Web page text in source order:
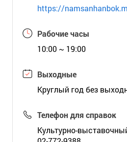
https://
Рабочие часы
10:00 ~ 19:00
Выходные
Круглый год без
Телефон для справок
Культурно-